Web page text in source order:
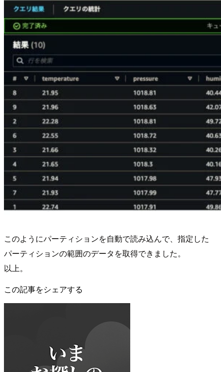
このようにパーティションを自動で読み込んで、指定した
パーティションの範囲のデータを取得できました。
以上。
この記事をシェアする